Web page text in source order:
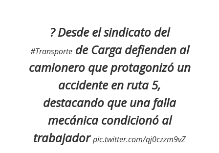
? Desde el sindicato del
#Transportede Carga defienden al
camionero que protagonizó un
accidente en ruta 5,
destacando que una falla
mecánica condicionó al
trabajadorpic.twitter.com/qj0czzm9vZ